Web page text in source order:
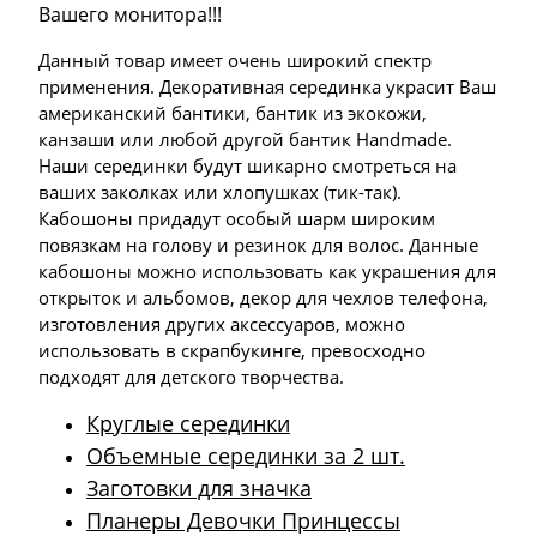
Вашего монитора!!!
Данный товар имеет очень широкий спектр
применения. Декоративная серединка украсит Ваш
американский бантики, бантик из экокожи,
канзаши или любой другой бантик Handmade.
Наши серединки будут шикарно смотреться на
ваших заколках или хлопушках (тик-так).
Кабошоны придадут особый шарм широким
повязкам на голову и резинок для волос. Данные
кабошоны можно использовать как украшения для
открыток и альбомов, декор для чехлов телефона,
изготовления других аксессуаров, можно
использовать в скрапбукинге, превосходно
подходят для детского творчества.
Круглые серединки
Объемные серединки за 2 шт.
Заготовки для значка
Планеры Девочки Принцессы